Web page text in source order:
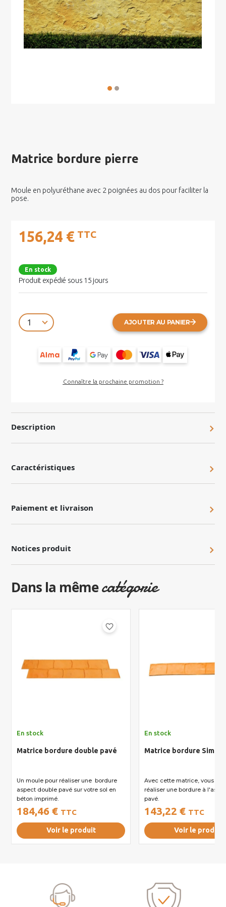
Matrice bordure pierre
Moule en polyuréthane avec 2 poignées au dos pour faciliter la
pose.
156,24 € TTC
En stock
Produit expédié sous 15 jours
AJOUTER AU PANIER
Connaître la prochaine promotion ?
Description
Caractéristiques
Paiement et livraison
Notices produit
Dans la mêmecatégorie
favorite_border
En stock
Matrice bordure double pavé
Un moule pour réaliser une bordure
aspect double pavé sur votre sol en
béton imprimé.
184,46 € TTC
Voir le produit
En stock
Matrice bordure
Avec cette matrice, vous
réaliser une bordure à
pavé.
143,22 € TTC
Voir le produit